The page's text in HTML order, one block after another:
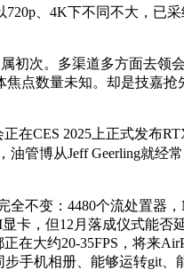
、4K下不同不大，已
初次。多渠道多方面去领
点数量未知。却是技嘉抢
CES 2025上正式发布
管博从Jeff Geerling就经
全不变：4480个流处置器
卡，但12月落成仪式能否
在大约20-35FPS，将来
手机相册、能够运转git、